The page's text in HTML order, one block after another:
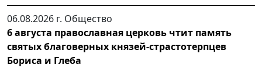
06.08.2026 г. Общество
6 августа православная церковь чтит память
святых благоверных князей-страстотерпцев
Бориса и Глеба